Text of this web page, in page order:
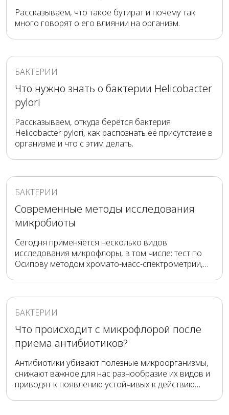
Рассказываем, что такое бутират и почему так
много говорят о его влиянии на организм.
БАКТЕРИИ
Что нужно знать о бактерии Helicobacter
pylori
Рассказываем, откуда берётся бактерия
Helicobacter pylori, как распознать её присутствие в
организме и что с этим делать.
БАКТЕРИИ
Современные методы исследования
микробиоты
Сегодня применяется несколько видов
исследования микрофлоры, в том числе: тест по
Осипову методом хромато-масс-спектрометрии,
качественном составе микробиоты предоставляет
только геномный анализ.
БАКТЕРИИ
Что происходит с микрофлорой после
приема антибиотиков?
Антибиотики убивают полезные микроорганизмы,
снижают важное для нас разнообразие их видов и
приводят к появлению устойчивых к действию